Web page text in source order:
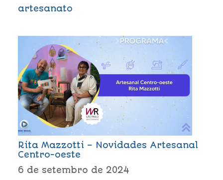
artesanato
Rita Mazzotti – Novidades Artesanal
Centro-oeste
6 de setembro de 2024